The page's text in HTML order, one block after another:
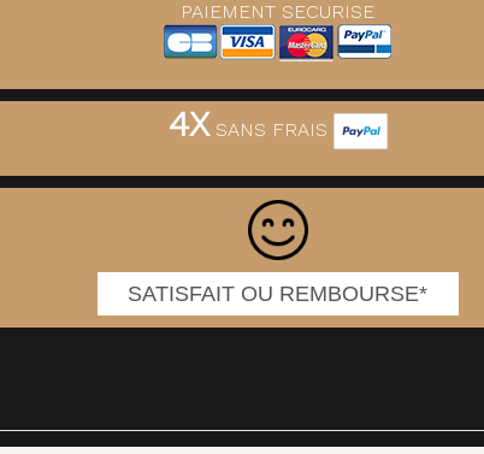
PAIEMENT SECURISE
4XSANS FRAIS
SATISFAIT OU REMBOURSE*